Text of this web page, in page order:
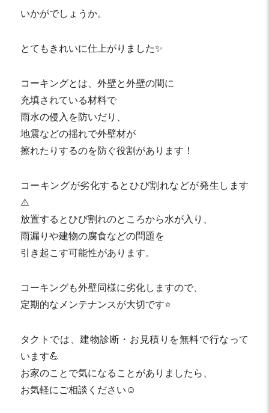
いかがでしょうか。
とてもきれいに仕上がりました✨
コーキングとは、外壁と外壁の間に
充填されている材料で
雨水の侵入を防いだり、
地震などの揺れで外壁材が
擦れたりするのを防ぐ役割があります！
コーキングが劣化するとひび割れなどが発生します
⚠️
放置するとひび割れのところから水が入り、
雨漏りや建物の腐食などの問題を
引き起こす可能性があります。
コーキングも外壁同様に劣化しますので、
定期的なメンテナンスが大切です⭐️
タクトでは、建物診断・お見積りを無料で行なって
います💪
お家のことで気になることがありましたら、
お気軽にご相談ください☺️